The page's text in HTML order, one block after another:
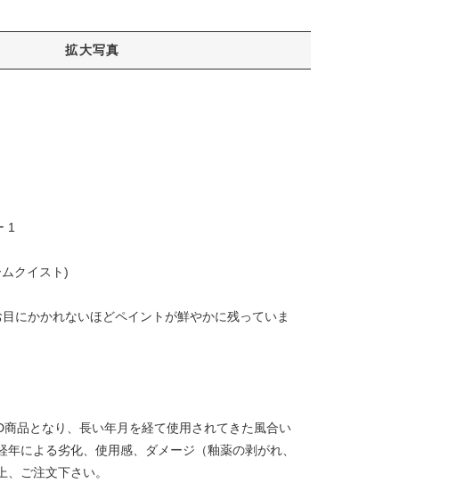
拡大写真
1
クイスト)
にかかれないほどペイントが鮮やかに残っていま
品となり、長い年月を経て使用されてきた風合い
による劣化、使用感、ダメージ（釉薬の剥がれ、
ご注文下さい。